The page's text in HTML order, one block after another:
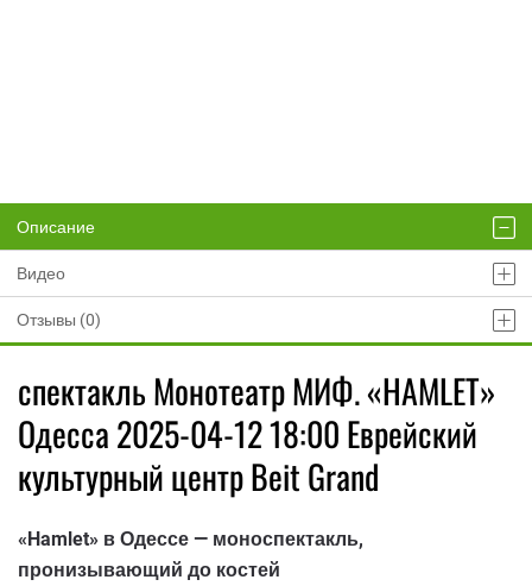
Описание
Видео
Отзывы (0)
спектакль Монотеатр МИФ. «HAMLET»
Одесса 2025-04-12 18:00 Еврейский
культурный центр Beit Grand
«Hamlet» в Одессе — моноспектакль,
пронизывающий до костей